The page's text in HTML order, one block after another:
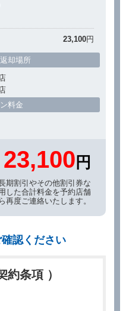
23,100円
却場所
料金
23,100 円
期割引やその他割引券な
した合計料金を予約店舗
再度ご連絡いたします。
認ください
約条項 ）